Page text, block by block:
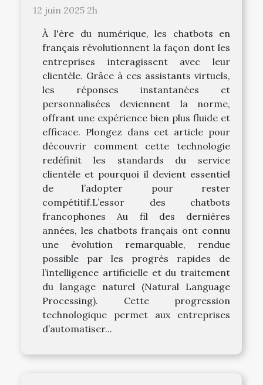
12 juin 2025 2h
À l'ère du numérique, les chatbots en
français révolutionnent la façon dont les
entreprises interagissent avec leur
clientèle. Grâce à ces assistants virtuels,
les réponses instantanées et
personnalisées deviennent la norme,
offrant une expérience bien plus fluide et
efficace. Plongez dans cet article pour
découvrir comment cette technologie
redéfinit les standards du service
clientèle et pourquoi il devient essentiel
de l’adopter pour rester
compétitif.L’essor des chatbots
francophones Au fil des dernières
années, les chatbots français ont connu
une évolution remarquable, rendue
possible par les progrès rapides de
l’intelligence artificielle et du traitement
du langage naturel (Natural Language
Processing). Cette progression
technologique permet aux entreprises
d’automatiser...